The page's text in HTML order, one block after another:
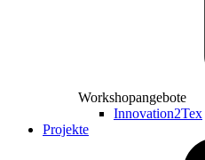
Workshopangebote
Innovation2Tex
Projekte